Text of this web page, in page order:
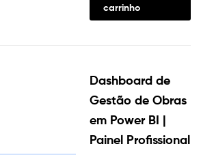
carrinho
Dashboard de
Gestão de Obras
em Power BI |
Painel Profissional